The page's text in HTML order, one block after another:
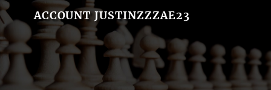
ACCOUNT JUSTINZZZAE23